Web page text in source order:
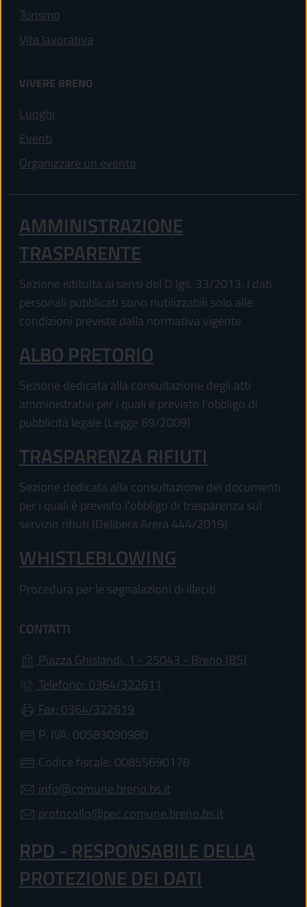
Turismo
Vita lavorativa
VIVERE BRENO
Luoghi
Eventi
Organizzare un evento
AMMINISTRAZIONE
TRASPARENTE
Sezione istituita ai sensi del D.lgs. 33/2013. I dati
personali pubblicati sono riutilizzabili solo alle
condizioni previste dalla normativa vigente
ALBO PRETORIO
Sezione dedicata alla consultazione degli atti
amministrativi per i quali è previsto l'obbligo di
pubblicità legale (Legge 69/2009)
TRASPARENZA RIFIUTI
Sezione dedicata alla consultazione dei documenti
per i quali è previsto l'obbligo di trasparenza sul
servizio rifiuti (Delibera Arera 444/2019)
WHISTLEBLOWING
Procedura per le segnalazioni di illeciti
CONTATTI
Piazza Ghislandi, 1 - 25043 - Breno (BS)
Telefono: 0364/322611
Fax: 0364/322619
P. IVA: 00583090980
Codice fiscale: 00855690178
info@comune.breno.bs.it
protocollo@pec.comune.breno.bs.it
RPD - RESPONSABILE DELLA
PROTEZIONE DEI DATI